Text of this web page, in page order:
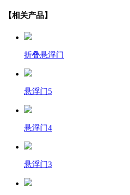
【相关产品】
折叠悬浮门
悬浮门5
悬浮门4
悬浮门3